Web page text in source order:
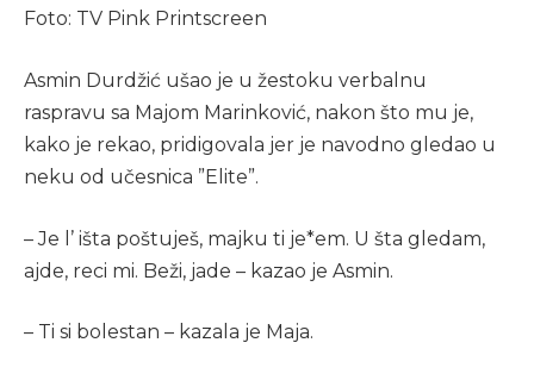
Foto: TV Pink Printscreen
Asmin Durdžić ušao je u žestoku verbalnu
raspravu sa Majom Marinković, nakon što mu je,
kako je rekao, pridigovala jer je navodno gledao u
neku od učesnica ”Elite”.
– Je l’ išta poštuješ, majku ti je*em. U šta gledam,
ajde, reci mi. Beži, jade – kazao je Asmin.
– Ti si bolestan – kazala je Maja.